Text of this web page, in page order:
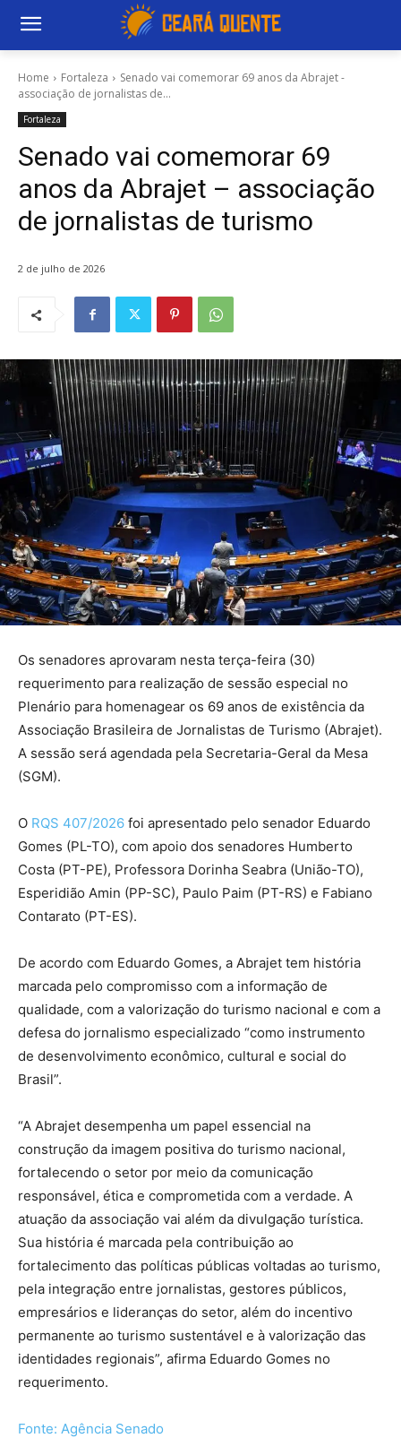
Home Fortaleza
Senado vai comemorar 69 anos da Abrajet -
associação de jornalistas de...
Fortaleza
Senado vai comemorar 69
anos da Abrajet – associação
de jornalistas de turismo
2 de julho de 2026
Os senadores aprovaram nesta terça-feira (30)
requerimento para realização de sessão especial no
Plenário para homenagear os 69 anos de existência da
Associação Brasileira de Jornalistas de Turismo (Abrajet).
A sessão será agendada pela Secretaria-Geral da Mesa
(SGM).
O RQS 407/2026 foi apresentado pelo senador Eduardo
Gomes (PL-TO), com apoio dos senadores Humberto
Costa (PT-PE), Professora Dorinha Seabra (União-TO),
Esperidião Amin (PP-SC), Paulo Paim (PT-RS) e Fabiano
Contarato (PT-ES).
De acordo com Eduardo Gomes, a Abrajet tem história
marcada pelo compromisso com a informação de
qualidade, com a valorização do turismo nacional e com a
defesa do jornalismo especializado “como instrumento
de desenvolvimento econômico, cultural e social do
Brasil”.
“A Abrajet desempenha um papel essencial na
construção da imagem positiva do turismo nacional,
fortalecendo o setor por meio da comunicação
responsável, ética e comprometida com a verdade. A
atuação da associação vai além da divulgação turística.
Sua história é marcada pela contribuição ao
fortalecimento das políticas públicas voltadas ao turismo,
pela integração entre jornalistas, gestores públicos,
empresários e lideranças do setor, além do incentivo
permanente ao turismo sustentável e à valorização das
identidades regionais”, afirma Eduardo Gomes no
requerimento.
Fonte: Agência Senado